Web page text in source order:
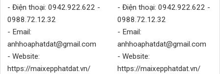
- Điện thoại: 0942.922.622 -
0988.72.12.32
- Email:
anhhoaphatdat@gmail.com
- Website:
https://maixepphatdat.vn/
- Điện thoại: 0942.922.622 -
0988.72.12.32
- Email:
anhhoaphatdat@gmail.com
- Website:
https://maixepphatdat.vn/